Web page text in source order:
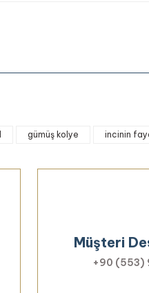
gümüş kolye incinin
Müşteri
+90 (553)